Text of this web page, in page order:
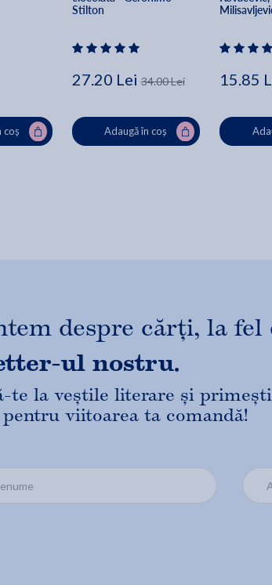
coș
Stilton
27.20 Lei 34.00 Lei
Adaugă în coș
15.85
despre cărți, la fel
ul nostru.
te la veștile literare și
viitoarea ta comandă!